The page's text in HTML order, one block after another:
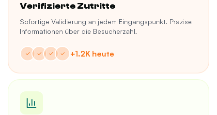
Verifizierte Zutritte
Sofortige Validierung an jedem Eingangspunkt. Präzise
Informationen über die Besucherzahl.
✓ ✓ ✓ ✓ +1.2K heute